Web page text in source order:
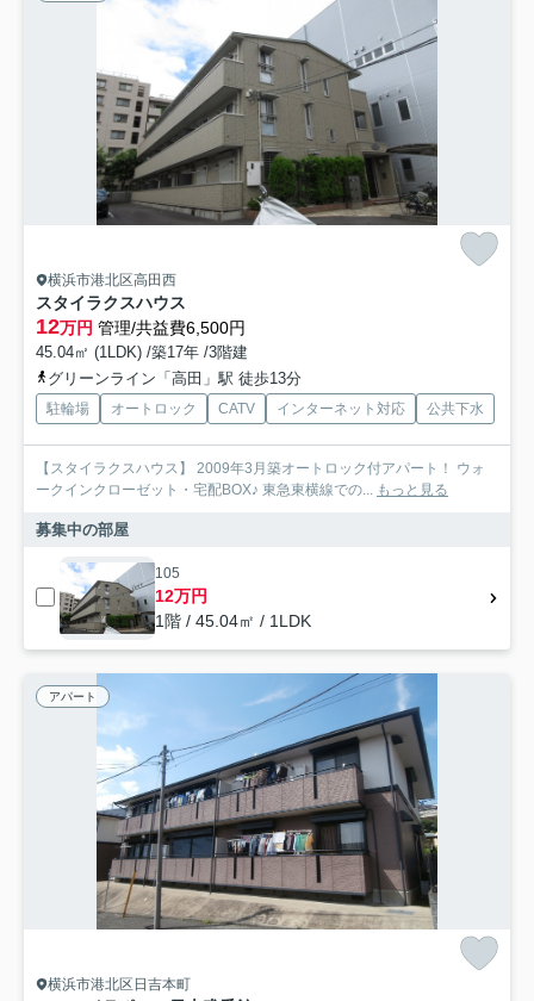
横浜市港北区高田西
スタイラクスハウス
12万円 管理/共益費6,500円
45.04㎡ (1LDK) /築17年 /3階建
グリーンライン「高田」駅 徒歩13分
駐輪場 オートロック CATV インターネット対応 公共下水
【スタイラクスハウス】 2009年3月築オートロック付アパート！ ウォ
ークインクローゼット・宅配BOX♪ 東急東横線での...
もっと見る
募集中の部屋
105
12万円
1階 / 45.04㎡ / 1LDK
アパート
横浜市港北区日吉本町